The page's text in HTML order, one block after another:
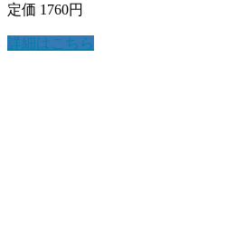
定価 1760円
詳細はこちら